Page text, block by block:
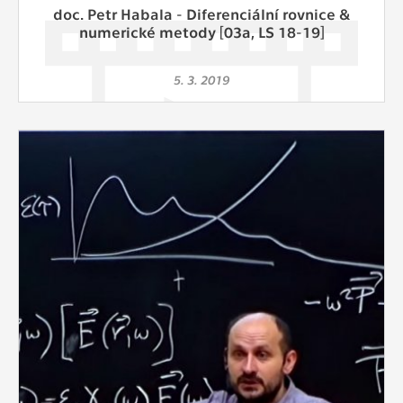
doc. Petr Habala - Diferenciální rovnice &
numerické metody [03a, LS 18-19]
5. 3. 2019